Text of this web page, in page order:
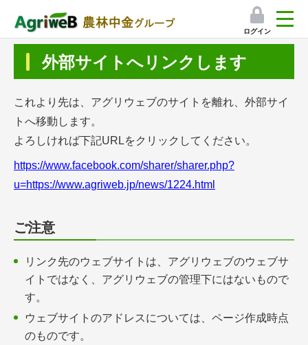
ログイン
プレミアムサービスのご紹介
気象情報アプリ
会員限定コンテンツ（無料）
会員登録無料 アグリウェブの使い方
外部サイトへリンクします
これより先は、アグリウェブのサイトを離れ、外部サイ
トへ移動します。
よろしければ下記URLをクリックしてください。
https://www.facebook.com/sharer/sharer.php?
u=https://www.agriweb.jp/news/1224.html
ご注意
リンク先のウェブサイトは、アグリウェブのウェブサ
イトではなく、アグリウェブの管理下にはないもので
す。
ウェブサイトのアドレスについては、ページ作成時点
のものです。